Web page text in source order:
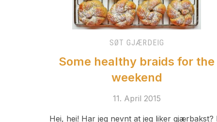
SØT GJÆRDEIG
Some healthy braids for the
weekend
11. April 2015
Hei, hei! Har jeg nevnt at jeg liker gjærbakst?